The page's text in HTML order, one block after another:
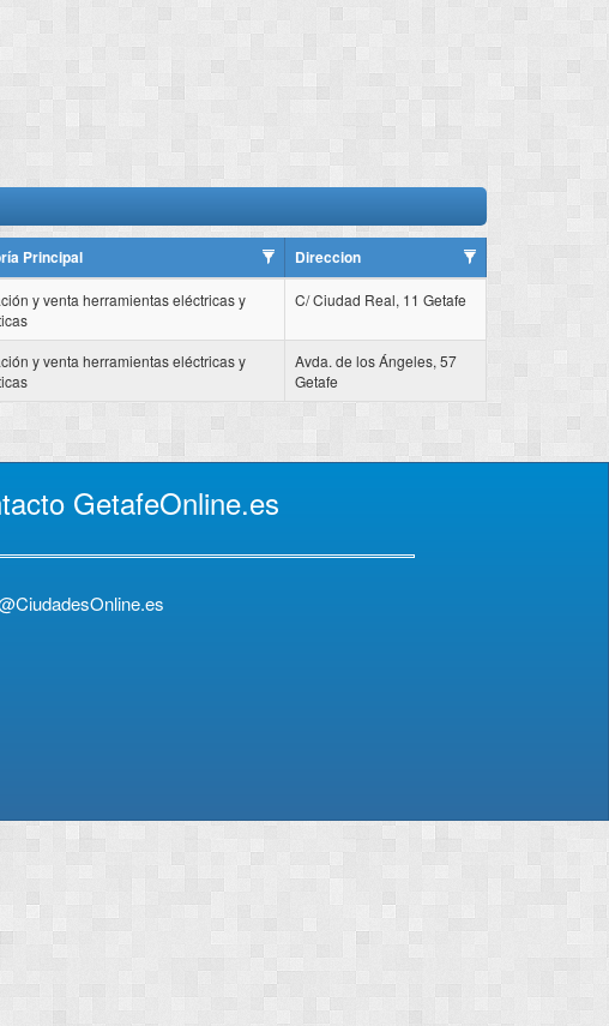
Principal Direccion
y venta herramientas eléctricas y
C/ Ciudad Real, 11 Getafe
y venta herramientas eléctricas y
Avda. de los Ángeles, 57
Getafe
GetafeOnline.es